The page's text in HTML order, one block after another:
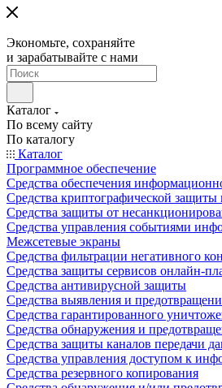
Экономьте, сохраняйте
и зарабатывайте с нами
Каталог
По всему сайту
По каталогу
Каталог
Программное обеспечение
Средства обеспечения
Средства криптографической
Средства защиты от
Средства управления событиями
Межсетевые экраны
Средства фильтрации негативного
Средства защиты сервисов онлайн-
Средства антивирусной защиты
Средства выявления и
Средства гарантированного
Средства обнаружения и
Средства защиты каналов передачи
Средства управления доступом к
Средства резервного копирования